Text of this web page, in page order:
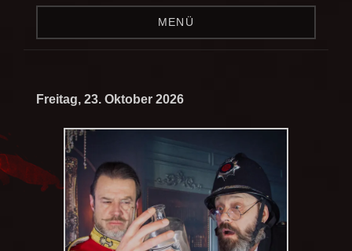
MENÜ
Freitag, 23. Oktober 2026